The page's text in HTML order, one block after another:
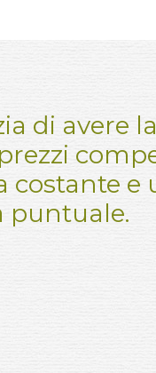
di avere
costante e
puntuale.